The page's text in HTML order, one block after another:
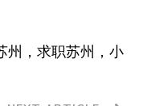
州，求职苏州，小